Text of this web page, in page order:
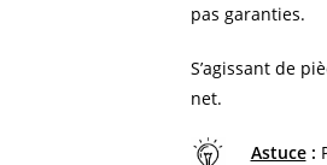
pas garanties.
S’agissant de
net.
Astuce: